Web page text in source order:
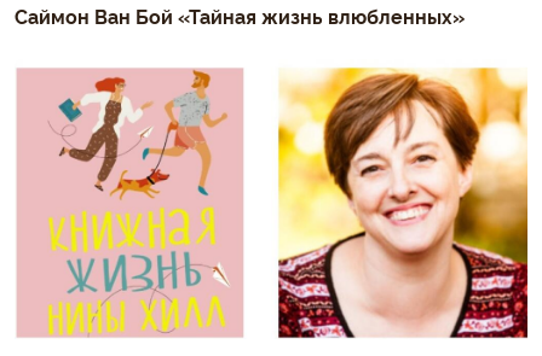
Саймон Ван Бой «Тайная жизнь влюбленных»